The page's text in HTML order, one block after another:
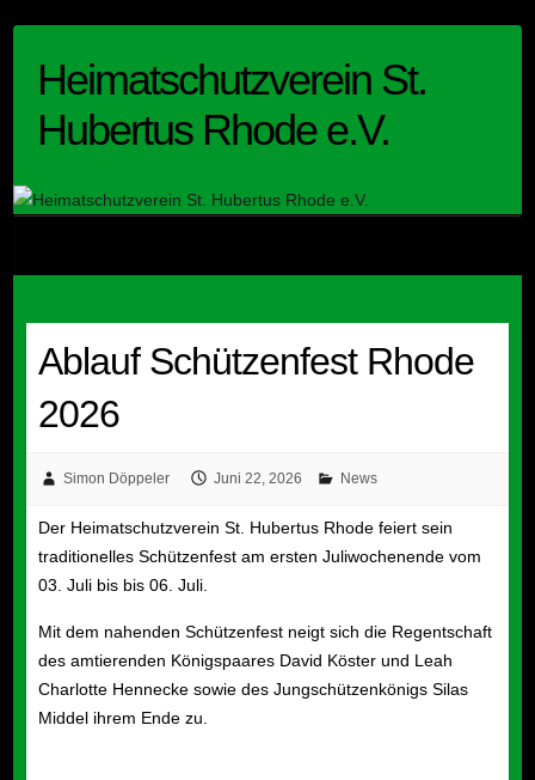
contentHeimatschutzverein St.
Hubertus Rhode e.V.
Ablauf Schützenfest Rhode
2026
Simon Döppeler Juni 22, 2026 News
Der Heimatschutzverein St. Hubertus Rhode feiert sein
traditionelles Schützenfest am ersten Juliwochenende vom
03. Juli bis bis 06. Juli.
Mit dem nahenden Schützenfest neigt sich die Regentschaft
des amtierenden Königspaares David Köster und Leah
Charlotte Hennecke sowie des Jungschützenkönigs Silas
Middel ihrem Ende zu.